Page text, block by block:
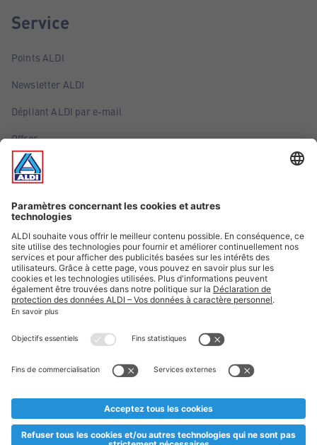
Service
Points ALDI
Newsletter ALDI
Dépliant ALDI par e-mail
Offres
Infos essentielles
Suivez ALDI Luxembourg
Textes marqués d'un astérisque et mentions légales
esoulaang bis de Stock eidel ass. Mir soen Iech Merci fir Äert
Planifikatioun ausverkaaft sollte sinn. De VALORLUX-Präis an
** Op dësem Site huet d'Benotze vun der männlecher Form eng
besser Liesbarkeet am Sënn an huet keng diskriminéierend